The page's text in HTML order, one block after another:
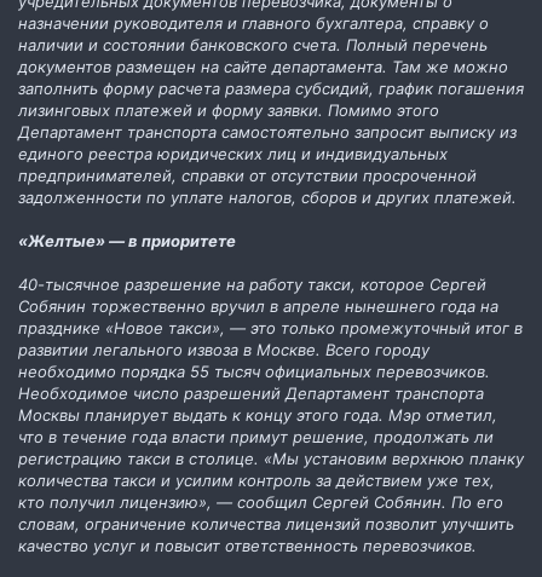
назначении руководителя и главного бухгалтера, справку о
наличии и состоянии банковского счета. Полный перечень
документов размещен на сайте департамента. Там же можно
заполнить форму расчета размера субсидий, график погашения
лизинговых платежей и форму заявки. Помимо этого
Департамент транспорта самостоятельно запросит выписку из
единого реестра юридических лиц и индивидуальных
предпринимателей, справки от отсутствии просроченной
задолженности по уплате налогов, сборов и других платежей.
«Желтые» — в приоритете
40-тысячное разрешение на работу такси, которое Сергей
Собянин торжественно вручил в апреле нынешнего года на
празднике «Новое такси», — это только промежуточный итог в
развитии легального извоза в Москве. Всего городу
необходимо порядка 55 тысяч официальных перевозчиков.
Необходимое число разрешений Департамент транспорта
Москвы планирует выдать к концу этого года. Мэр отметил,
что в течение года власти примут решение, продолжать ли
регистрацию такси в столице. «Мы установим верхнюю планку
количества такси и усилим контроль за действием уже тех,
кто получил лицензию», — сообщил Сергей Собянин. По его
словам, ограничение количества лицензий позволит улучшить
качество услуг и повысит ответственность перевозчиков.